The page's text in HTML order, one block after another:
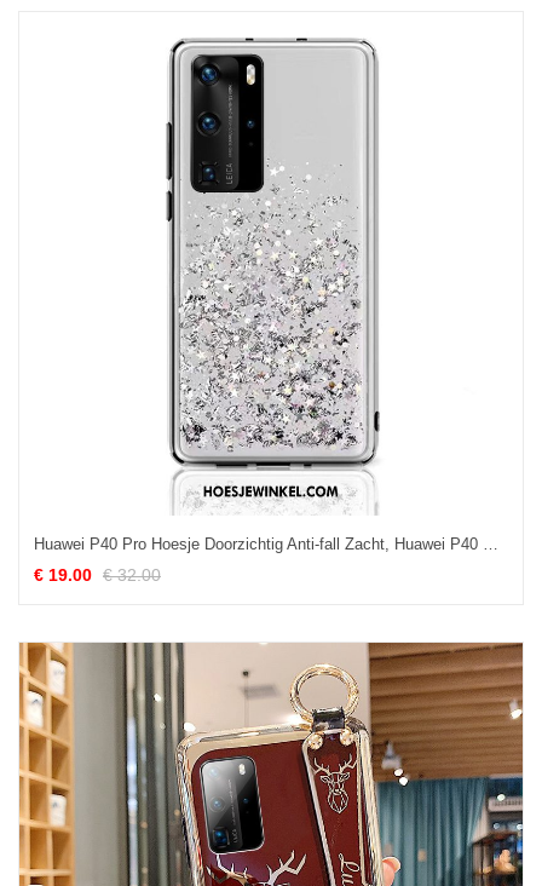
Huawei P40 Pro Hoesje Doorzichtig Anti-fall Zacht, Huawei P40 Pro Hoesje Gasbag Drijfzand
€ 19.00 € 32.00